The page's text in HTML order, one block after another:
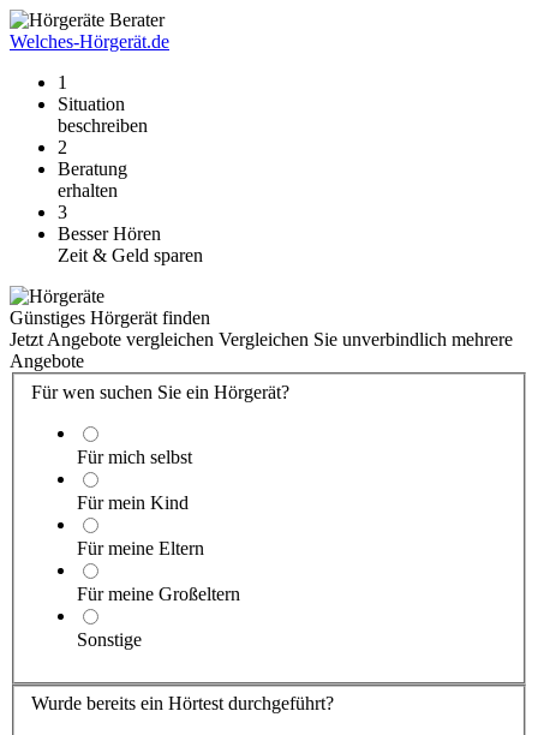
Welches-Hörgerät.de
1
Situation
beschreiben
2
Beratung
erhalten
3
Besser Hören
Zeit & Geld sparen
Günstiges Hörgerät finden
Jetzt Angebote vergleichen Vergleichen Sie unverbindlich mehrere
Angebote
Für wen suchen Sie ein Hörgerät?
Für mich selbst
Für mein Kind
Für meine Eltern
Für meine Großeltern
Sonstige
Wurde bereits ein Hörtest durchgeführt?